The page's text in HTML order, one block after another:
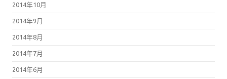
2014年10月
2014年9月
2014年8月
2014年7月
2014年6月